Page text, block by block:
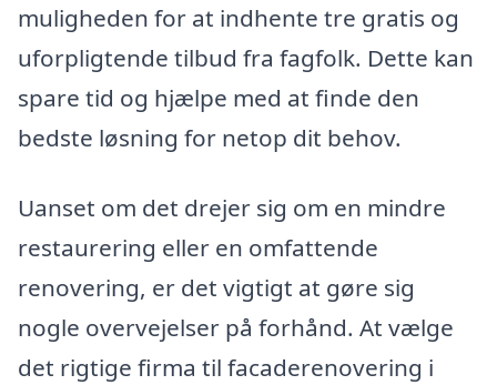
muligheden for at indhente tre gratis og
uforpligtende tilbud fra fagfolk. Dette kan
spare tid og hjælpe med at finde den
bedste løsning for netop dit behov.
Uanset om det drejer sig om en mindre
restaurering eller en omfattende
renovering, er det vigtigt at gøre sig
nogle overvejelser på forhånd. At vælge
det rigtige firma til facaderenovering i